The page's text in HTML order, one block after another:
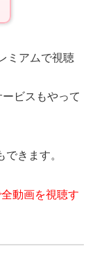
ミアムで視聴
ービスもやって
きます。
動画を視聴す